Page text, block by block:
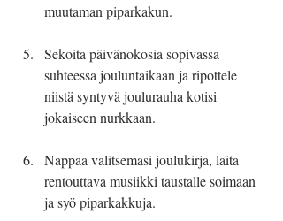
muutaman piparkakun.
Sekoita päivänokosia sopivassa
suhteessa jouluntaikaan ja ripottele
niistä syntyvä joulurauha kotisi
jokaiseen nurkkaan.
Nappaa valitsemasi joulukirja, laita
rentouttava musiikki taustalle soimaan
ja syö piparkakkuja.